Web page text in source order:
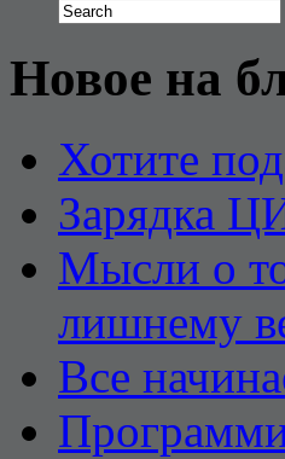
Новое на
Хотите
Зарядка
Мысли о
лишнему
Все